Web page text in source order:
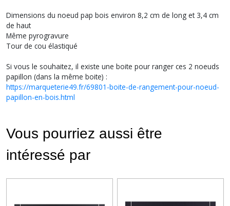
Dimensions du noeud pap bois environ 8,2 cm de long et 3,4 cm
de haut
Même pyrogravure
Tour de cou élastiqué
Si vous le souhaitez, il existe une boite pour ranger ces 2 noeuds
papillon (dans la même boite) :
https://marqueterie49.fr/69801-boite-de-rangement-pour-noeud-
papillon-en-bois.html
Vous pourriez aussi être
intéressé par